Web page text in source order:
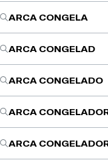
ARCA CONGELA
ARCA CONGELAD
ARCA CONGELADO
ARCA
ARCA